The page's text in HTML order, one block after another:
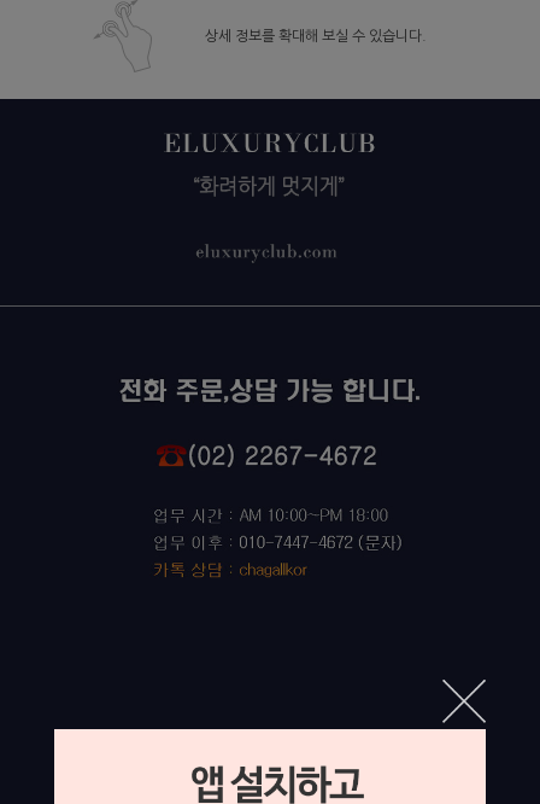
상세 정보를 확대해 보실 수 있습니다.